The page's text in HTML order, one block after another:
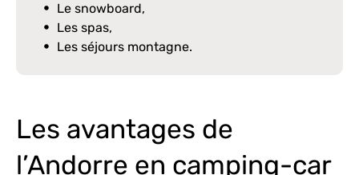
Le snowboard,
Les spas,
Les séjours montagne.
Les avantages de
l’Andorre en camping-car